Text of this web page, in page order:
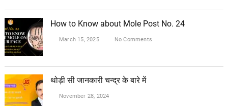
How to Know about Mole Post No. 24
March 15, 2025 No Comments
थोड़ी सी जानकारी चन्द्र के बारे में
November 28, 2024